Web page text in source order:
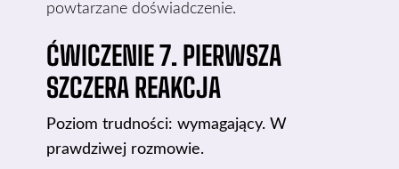
powtarzane doświadczenie.
ĆWICZENIE 7. PIERWSZA
SZCZERA REAKCJA
Poziom trudności: wymagający. W
prawdziwej rozmowie.